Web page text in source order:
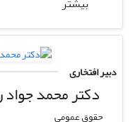
دبیر افتخاری
دکتر محمد جواد
حقوق عمومی